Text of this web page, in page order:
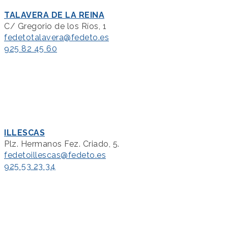
TALAVERA DE LA REINA
C/ Gregorio de los Ríos, 1
fedetotalavera@fedeto.es
925 82 45 60
ILLESCAS
Plz. Hermanos Fez. Criado, 5.
fedetoillescas@fedeto.es
925 53 23 34